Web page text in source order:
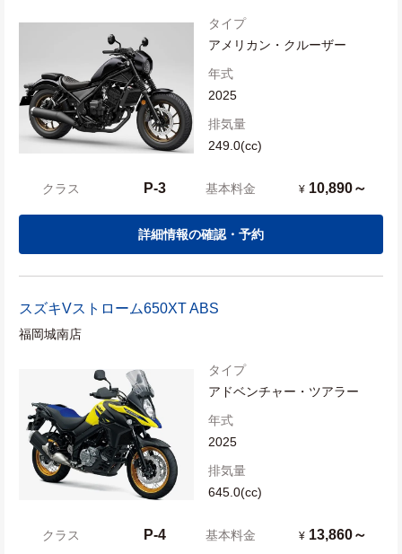
タイプ
アメリカン・クルーザー
年式
2025
排気量
249.0(cc)
クラス P-3 基本料金 ¥ 10,890～
詳細情報の確認・予約
スズキVストローム650XT ABS
福岡城南店
タイプ
アドベンチャー・ツアラー
年式
2025
排気量
645.0(cc)
クラス P-4 基本料金 ¥ 13,860～